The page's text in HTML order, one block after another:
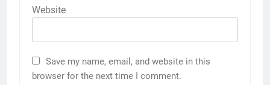
Website
Save my name, email, and website in this
browser for the next time I comment.